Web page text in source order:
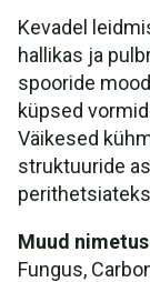
Kevadel
hallikas ja
spooride
küpsed
Väikesed
struktuuride
Muud
Fungus,